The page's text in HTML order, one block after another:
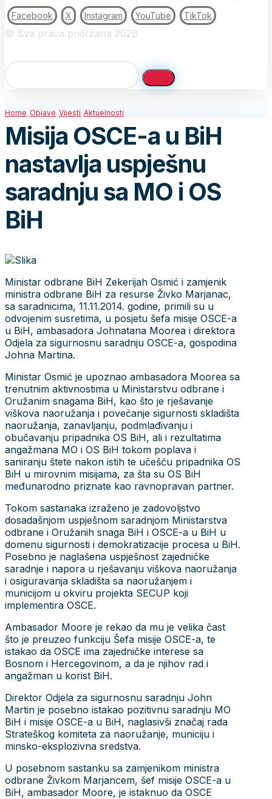
Facebook X Instagram YouTube TikTok
© Sva prava pridržana 2026
Home Objave Vijesti Aktuelnosti
Misija OSCE-a u BiH
nastavlja uspješnu
saradnju sa MO i OS
BiH
Ministar odbrane BiH Zekerijah Osmić i zamjenik
ministra odbrane BiH za resurse Živko Marjanac,
sa saradnicima, 11.11.2014. godine, primili su u
odvojenim susretima, u posjetu šefa misije OSCE-a
u BiH, ambasadora Johnatana Moorea i direktora
Odjela za sigurnosnu saradnju OSCE-a, gospodina
Johna Martina.
Ministar Osmić je upoznao ambasadora Moorea sa
trenutnim aktivnostima u Ministarstvu odbrane i
Oružanim snagama BiH, kao što je rješavanje
viškova naoružanja i povećanje sigurnosti skladišta
naoružanja, zanavljanju, podmlađivanju i
obučavanju pripadnika OS BiH, ali i rezultatima
angažmana MO i OS BiH tokom poplava i
saniranju štete nakon istih te učešću pripadnika OS
BiH u mirovnim misijama, za šta su OS BiH
međunarodno priznate kao ravnopravan partner.
Tokom sastanaka izraženo je zadovoljstvo
dosadašnjom uspješnom saradnjom Ministarstva
odbrane i Oružanih snaga BiH i OSCE-a u BiH u
domenu sigurnosti i demokratizacije procesa u BiH.
Posebno je naglašena uspješnost zajedničke
saradnje i napora u rješavanju viškova naoružanja
i osiguravanja skladišta sa naoružanjem i
municijom u okviru projekta SECUP koji
implementira OSCE.
Ambasador Moore je rekao da mu je velika čast
što je preuzeo funkciju Šefa misije OSCE-a, te
istakao da OSCE ima zajedničke interese sa
Bosnom i Hercegovinom, a da je njihov rad i
angažman u korist BiH.
Direktor Odjela za sigurnosnu saradnju John
Martin je posebno istakao pozitivnu saradnju MO
BiH i misije OSCE-a u BiH, naglasivši značaj rada
Strateškog komiteta za naoružanje, municiju i
minsko-eksplozivna sredstva.
U posebnom sastanku sa zamjenikom ministra
odbrane Živkom Marjancem, šef misije OSCE-a u
BiH, ambasador Moore, je istaknuo da OSCE